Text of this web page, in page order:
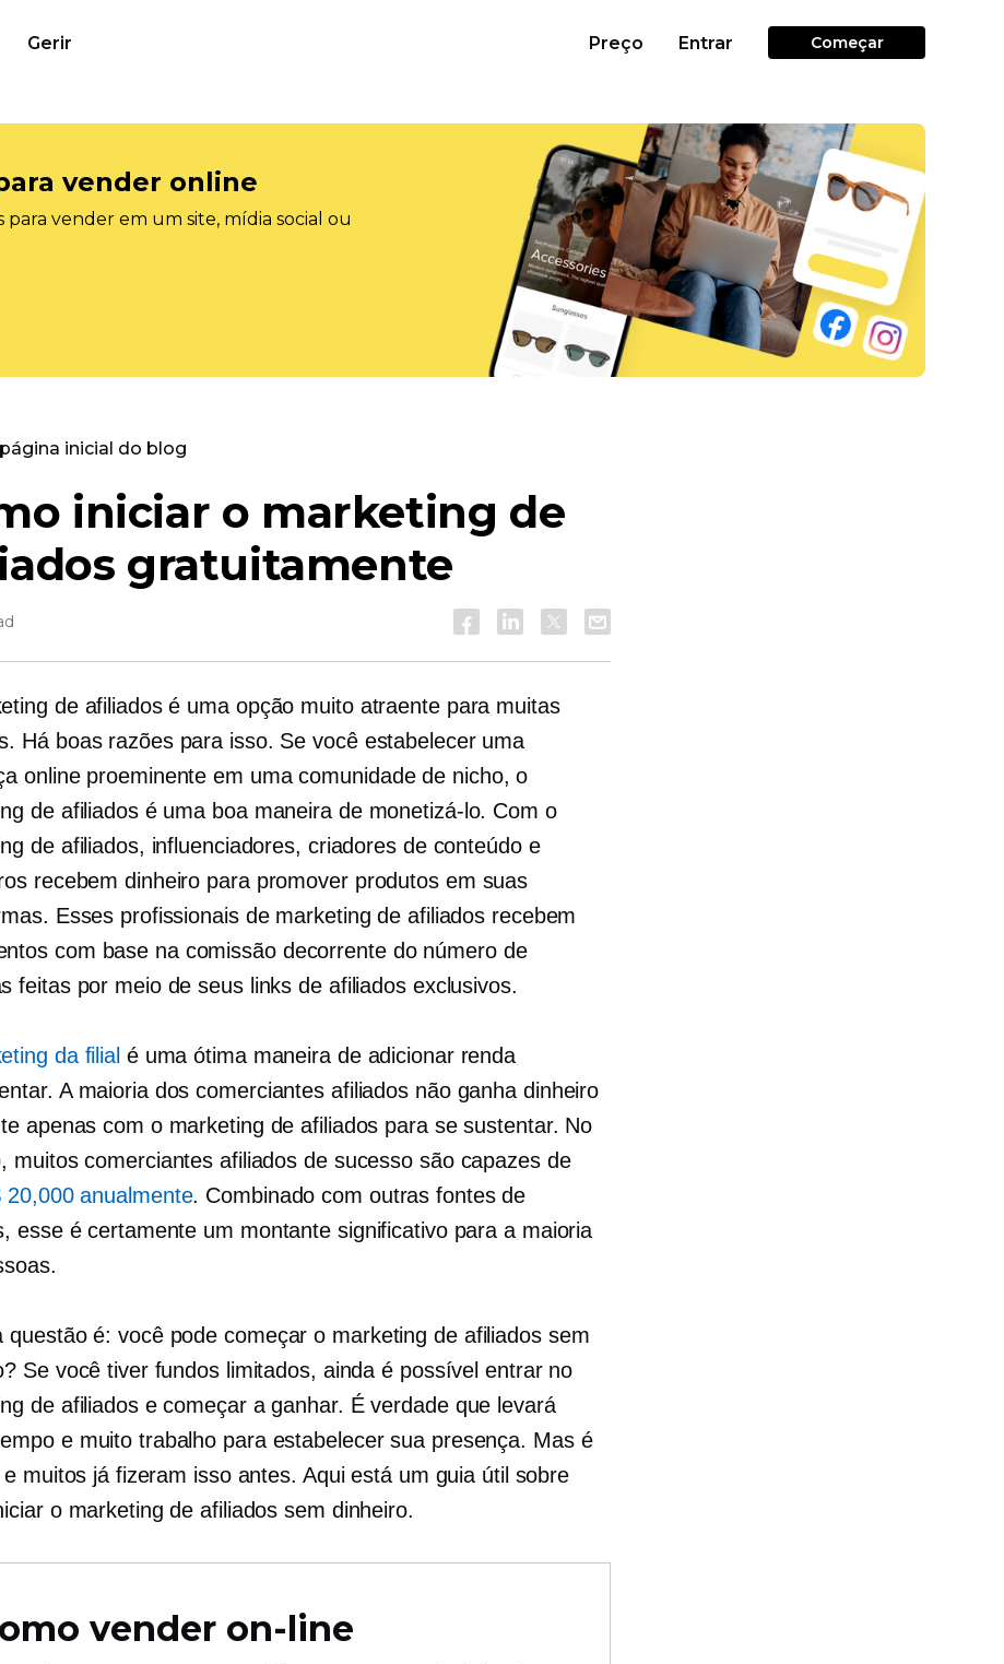
Gerir Preço Entrar Começar
vender online
vender em um site, mídia social ou
página inicial do blog
iniciar o marketing de
gratuitamente
de afiliados é uma opção muito atraente para muitas
Há boas razões para isso. Se você estabelecer uma
online proeminente em uma comunidade de nicho, o
de afiliados é uma boa maneira de monetizá-lo. Com o
de afiliados, influenciadores, criadores de conteúdo e
recebem dinheiro para promover produtos em suas
Esses profissionais de marketing de afiliados recebem
com base na comissão decorrente do número de
feitas por meio de seus links de afiliados exclusivos.
da filial é uma ótima maneira de adicionar renda
A maioria dos comerciantes afiliados não ganha dinheiro
apenas com o marketing de afiliados para se sustentar. No
muitos comerciantes afiliados de sucesso são capazes de
20,000 anualmente. Combinado com outras fontes de
esse é certamente um montante significativo para a maioria
questão é: você pode começar o marketing de afiliados sem
Se você tiver fundos limitados, ainda é possível entrar no
de afiliados e começar a ganhar. É verdade que levará
e muito trabalho para estabelecer sua presença. Mas é
muitos já fizeram isso antes. Aqui está um guia útil sobre
o marketing de afiliados sem dinheiro.
vender on-line